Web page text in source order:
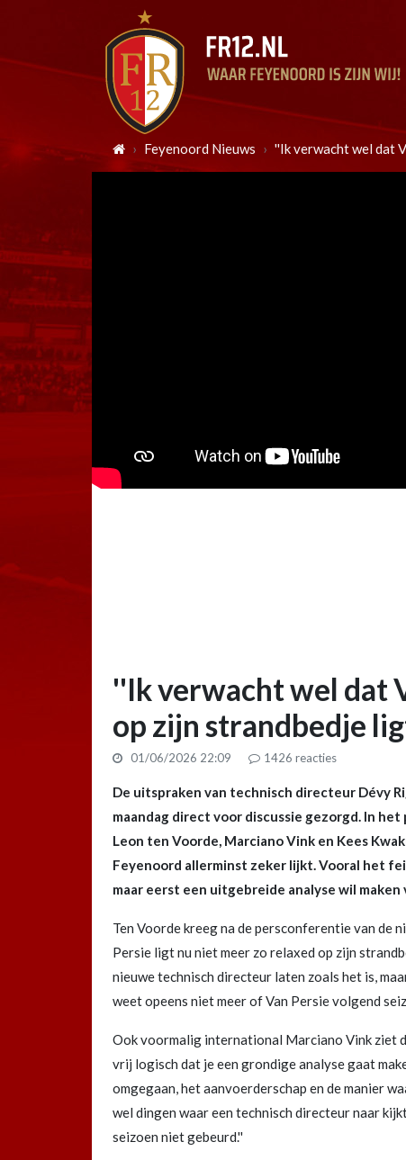
Feyenoord Nieuws ''Ik verwacht wel dat
''Ik verwacht wel dat
op zijn strandbedje
01/06/2026 22:09 1426 reacties
De uitspraken van technisch directeur Dévy
maandag direct voor discussie gezorgd. In het
Leon ten Voorde, Marciano Vink en Kees
Feyenoord allerminst zeker lijkt. Vooral het
maar eerst een uitgebreide analyse wil
Ten Voorde kreeg na de persconferentie van de
Persie ligt nu niet meer zo relaxed op zijn
nieuwe technisch directeur laten zoals het is,
weet opeens niet meer of Van Persie volgend
Ook voormalig international Marciano Vink ziet
vrij logisch dat je een grondige analyse gaat
omgegaan, het aanvoerderschap en de manier
wel dingen waar een technisch directeur naar
seizoen niet gebeurd.''